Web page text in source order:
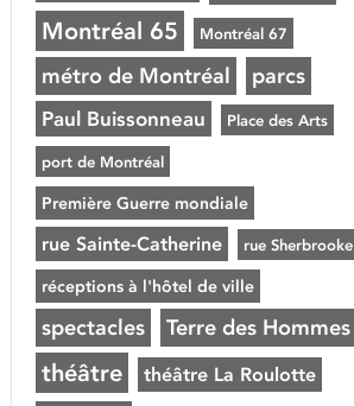
Montréal 65 Montréal 67
métro de Montréal parcs
Paul Buissonneau Place des Arts
port de Montréal
Première Guerre mondiale
rue Sainte-Catherine rue Sherbrooke
réceptions à l'hôtel de ville
spectacles Terre des Hommes
théâtre théâtre La Roulotte